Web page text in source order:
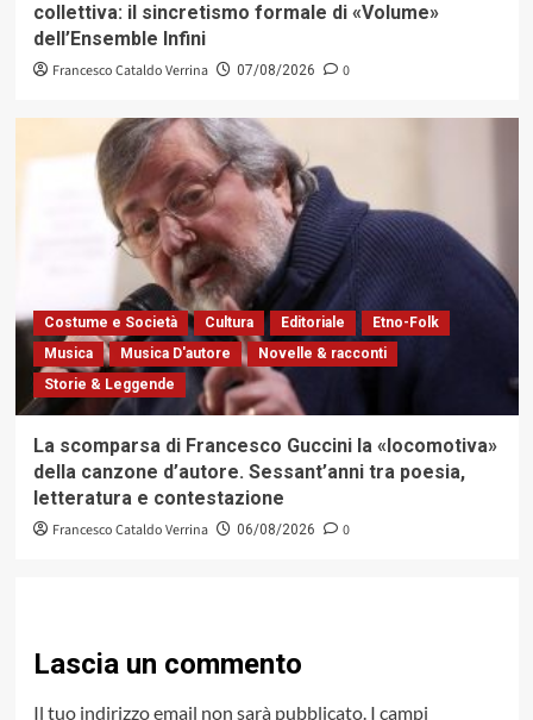
collettiva: il sincretismo formale di «Volume»
dell’Ensemble Infini
Francesco Cataldo Verrina 07/08/2026 0
Costume e Società Cultura Editoriale
Etno-Folk
Musica
Musica D'autore
Novelle & racconti
Storie & Leggende
La scomparsa di Francesco Guccini la «locomotiva»
della canzone d’autore. Sessant’anni tra poesia,
letteratura e contestazione
Francesco Cataldo Verrina 06/08/2026 0
Lascia un commento
Il tuo indirizzo email non sarà pubblicato. I campi